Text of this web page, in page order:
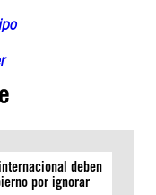
deben
por ignorar